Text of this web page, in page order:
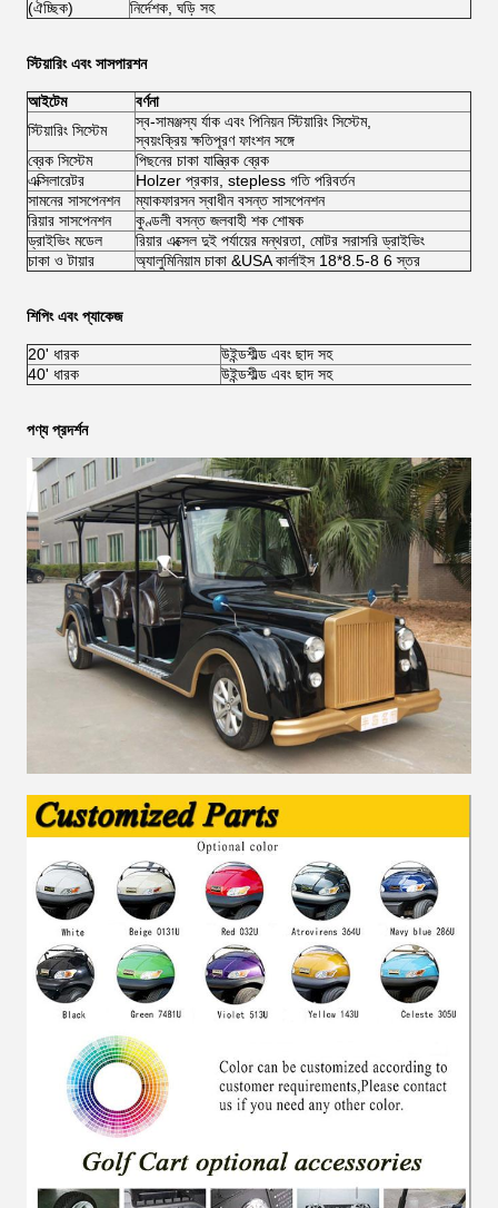
(ঐচ্ছিক) নির্দেশক, ঘড়ি সহ
স্টিয়ারিং এবং সাসপারশন
আইটেম
বর্ণনা
স্টিয়ারিং সিস্টেম
স্ব-সামঞ্জস্য র্যাক এবং পিনিয়ন স্টিয়ারিং সিস্টেম,
স্বয়ংক্রিয় ক্ষতিপূরণ ফাংশন সঙ্গে
ব্রেক সিস্টেম
পিছনের চাকা যান্ত্রিক ব্রেক
এক্সিলারেটর
Holzer প্রকার, stepless গতি পরিবর্তন
সামনের সাসপেনশন
ম্যাকফারসন স্বাধীন বসন্ত সাসপেনশন
রিয়ার সাসপেনশন
কুণ্ডলী বসন্ত জলবাহী শক শোষক
ড্রাইভিং মডেল
রিয়ার এক্সেল দুই পর্যায়ের মন্থরতা, মোটর সরাসরি ড্রাইভিং
চাকা ও টায়ার
অ্যালুমিনিয়াম চাকা &USA কার্লাইস 18*8.5-8 6 স্তর
শিপিং এবং প্যাকেজ
20' ধারক
উইন্ডশীল্ড এবং ছাদ সহ
40' ধারক
উইন্ডশীল্ড এবং ছাদ সহ
পণ্য প্রদর্শন